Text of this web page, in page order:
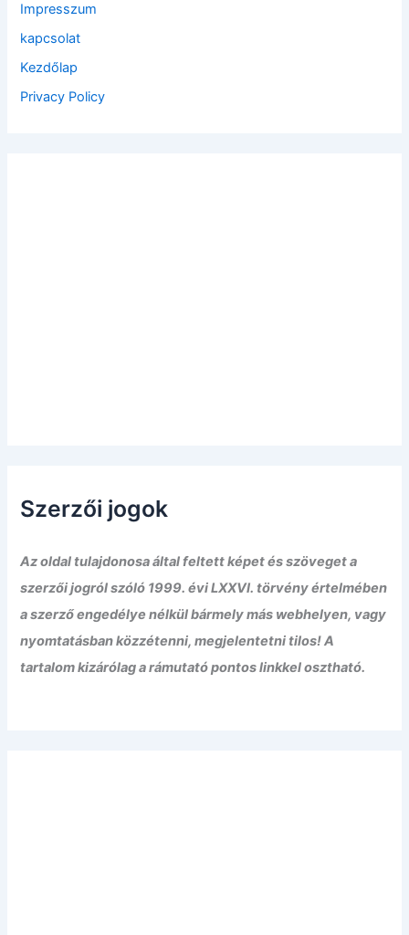
r
:
Impresszum
kapcsolat
Kezdőlap
Privacy Policy
Szerzői jogok
Az oldal tulajdonosa által feltett képet és szöveget a
szerzői jogról szóló 1999. évi LXXVI. törvény értelmében
a szerző engedélye nélkül bármely más webhelyen, vagy
nyomtatásban közzétenni, megjelentetni tilos! A
tartalom kizárólag a rámutató pontos linkkel osztható.